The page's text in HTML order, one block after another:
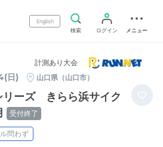
English
検索
ログイン メニュー
計測あり大会
日) 山口県（山口市）
リーズ きらら浜サイク
受付終了
問わず